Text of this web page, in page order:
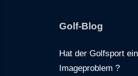
Golf-Blog
Hat der Golfsport ein
Imageproblem ?